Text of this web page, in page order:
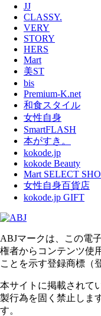
JJ
CLASSY.
VERY
STORY
HERS
Mart
美ST
bis
Premium-K.net
和食スタイル
女性自身
SmartFLASH
本がすき。
kokode.jp
kokode Beauty
Mart SELECT
女性自身百貨店
kokode.jp GIFT
ABJマークは、この電
権者からコンテンツ使
ことを示す登録商標（
本サイトに掲載されて
製行為を固く禁止しま
す。